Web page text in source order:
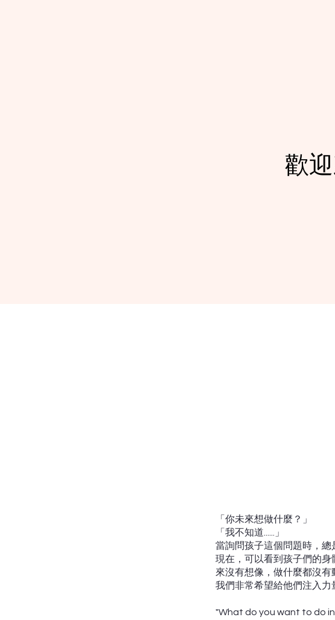
歡
「你未來想做什麼？」
「我不知道......」
當詢問孩子這個問題時，總
現在，可以看到孩子們的
來沒有想像，做什麼都沒有
我們非常希望給他們注入力
"What do you want to do